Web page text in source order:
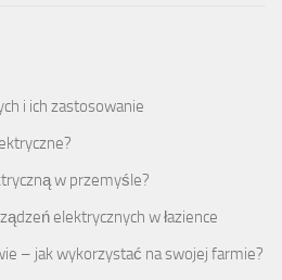
i ich zastosowanie
w przemyśle?
elektrycznych w łazience
– jak wykorzystać na swojej farmie?